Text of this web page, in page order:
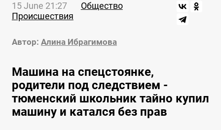
15 June 21:27
Общество
Происшествия
Автор: Алина Ибрагимова
Машина на спецстоянке,
родители под следствием -
тюменский школьник тайно купил
машину и катался без прав